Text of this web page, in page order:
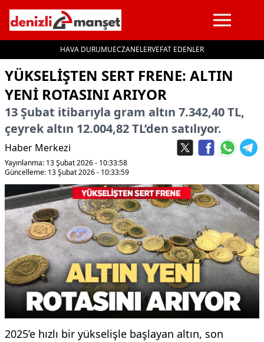
HAVA DURUMUECZANELERVEFAT EDENLER
İçeriğe geç
YÜKSELIŞTEN SERT FRENE: ALTIN
YENI ROTASINI ARIYOR
13 Şubat itibarıyla gram altın 7.342,40 TL,
çeyrek altın 12.004,82 TL’den satılıyor.
Haber Merkezi
Yayınlanma: 13 Şubat 2026 - 10:33:58
Güncelleme: 13 Şubat 2026 - 10:33:59
2025’e hızlı bir yükselişle başlayan altın, son